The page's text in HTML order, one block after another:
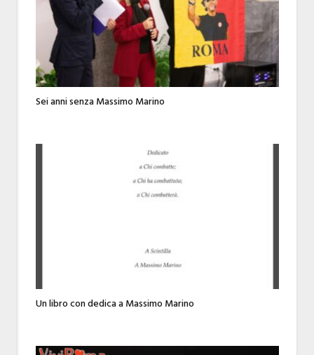
Sei anni senza Massimo Marino
Un libro con dedica a Massimo Marino